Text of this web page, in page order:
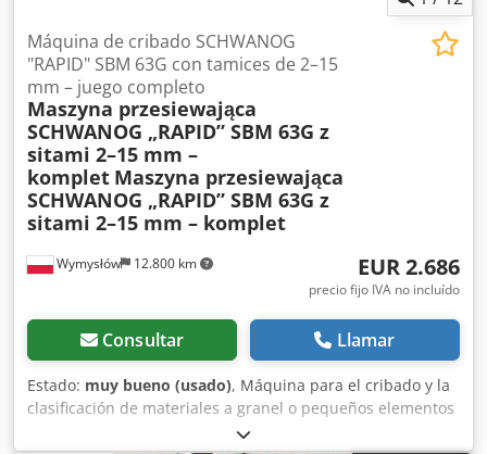
Tensión de alimentación: 220/380 V Frecuencia: 50 Hz
Grado de protección: IP54 País de fabricación: Alemania
(Alemania Occidental) Aplicaciones Crsdpfx Apezi Hc Iobef
La bomba está diseñada para el transporte y la
dosificación de: adhesivos, pinturas y barnices, resinas,
productos químicos, detergentes, jarabes, barros y
sedimentos, leche de cal, suspensiones y líquidos con
partículas sólidas finas. Ventajas principales: el medio solo
entra en contacto con la manguera de trabajo, posibilidad
de funcionamiento en seco, autocebado, bombeo suave
accionamiento Lenze, construcción robusta fabricada en
Alemania, fácil manejo y reemplazo de la manguera de
Wymysłów 12.800 km
Máquina de cribado SCHWANOG
"RAPID" SBM 63G con tamices de 2–15
mm – juego completo
Maszyna przesiewająca
SCHWANOG „RAPID” SBM 63G z
sitami 2–15 mm –
komplet Maszyna przesiewająca
SCHWANOG „RAPID” SBM 63G z
sitami 2–15 mm – komplet
EUR 2.686
precio fijo IVA no incluído
Consultar Llamar
Estado: muy bueno (usado), Máquina para el cribado y la
clasificación de materiales a granel o pequeños elementos
metálicos. Estado muy bueno: completa, con transmisión